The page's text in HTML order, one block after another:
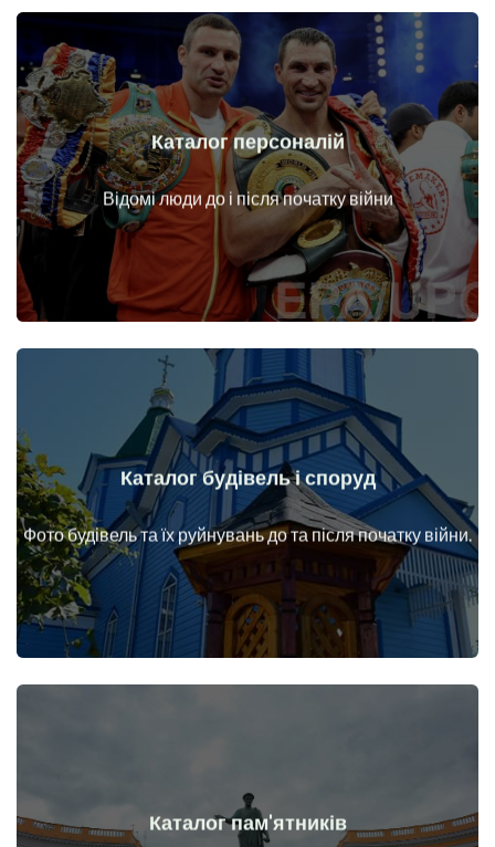
Каталог персоналій
Відомі люди до і після початку війни
Особи до і після початку війни
Докладніше
Каталог будівель і споруд
Фото будівель та їх руйнувань до та після початку війни.
Будинки, споруди, конструкції, об'єкти до та після початку
війни
Докладніше
Каталог пам'ятників
Докладніше